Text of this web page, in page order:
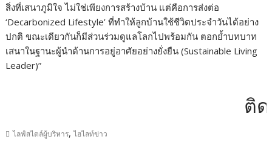
สิ่งที่เสนาภูมิใจ ไม่ใช่เพียงการสร้างบ้าน แต่คือการส่งต่อ
‘Decarbonized Lifestyle’ ที่ทำให้ลูกบ้านใช้ชีวิตประจำวันได้อย่าง
ปกติ ขณะเดียวกันก็มีส่วนร่วมดูแลโลกไปพร้อมกัน ตอกย้ำบทบาท
เสนาในฐานะผู้นำด้านการอยู่อาศัยอย่างยั่งยืน (Sustainable Living
Leader)”
ติดต่
ไลฟ์สไตล์ผู้บริหาร,ไฮไลท์ข่าว